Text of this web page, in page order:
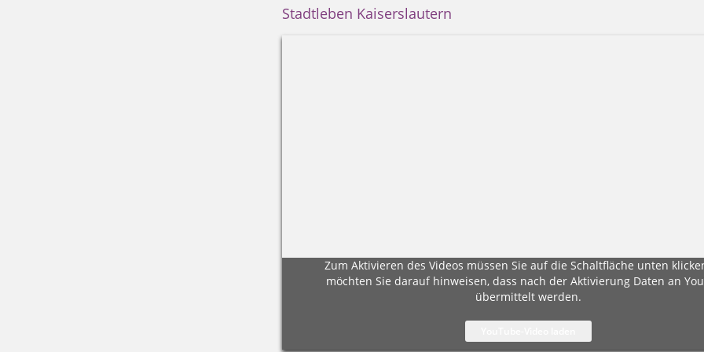
Stadtleben Kaiserslautern
Zum Aktivieren des Videos müssen Sie auf die Schaltfläche unten
möchten Sie darauf hinweisen, dass nach der Aktivierung Daten an
übermittelt werden.